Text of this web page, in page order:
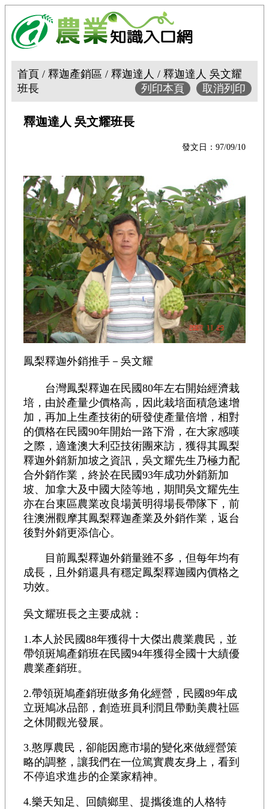
首頁 / 釋迦產銷區 / 釋迦達人 / 釋迦達人 吳文耀
班長
取消列印
列印本頁
釋迦達人 吳文耀班長
發文日：97/09/10
鳳梨釋迦外銷推手－吳文耀
台灣鳳梨釋迦在民國80年左右開始經濟栽
培，由於產量少價格高，因此栽培面積急速增
加，再加上生產技術的研發使產量倍增，相對
的價格在民國90年開始一路下滑，在大家感嘆
之際，適逢澳大利亞技術團來訪，獲得其鳳梨
釋迦外銷新加坡之資訊，吳文耀先生乃極力配
合外銷作業，終於在民國93年成功外銷新加
坡、加拿大及中國大陸等地，期間吳文耀先生
亦在台東區農業改良場黃明得場長帶隊下，前
往澳洲觀摩其鳳梨釋迦產業及外銷作業，返台
後對外銷更添信心。
目前鳳梨釋迦外銷量雖不多，但每年均有
成長，且外銷還具有穩定鳳梨釋迦國內價格之
功效。
吳文耀班長之主要成就：
1.本人於民國88年獲得十大傑出農業農民，並
帶領斑鳩產銷班在民國94年獲得全國十大績優
農業產銷班。
2.帶領斑鳩產銷班做多角化經營，民國89年成
立斑鳩冰品部，創造班員利潤且帶動美農社區
之休閒觀光發展。
3.憨厚農民，卻能因應市場的變化來做經營策
略的調整，讓我們在一位篤實農友身上，看到
不停追求進步的企業家精神。
4.樂天知足、回饋鄉里、提攜後進的人格特